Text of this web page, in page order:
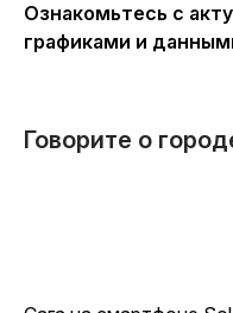
Ознакомьтесь с
графиками и
Говорите о